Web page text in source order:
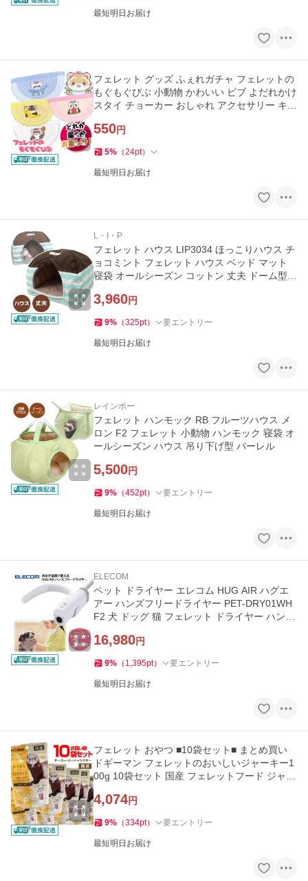
最短明日お届け
フェレット グッズ ふぇれガチャ フェレットの
もぐもぐびぶ 小動物 かわいい ビブ よだれかけ
スタイ チョーカー おしゃれ アクセサリー キャ
550円
5% （24pt）
最短明日お届け
L・I・P
フェレット ハウス LIP3034 ほっこりハウス チ
ョコミント フェレット ハウス ベッド マット
寝袋 オールシーズン コットン 丈夫 ドーム型
3,960円
9% （325pt） 要エントリー
最短明日お届け
レインボー
フェレット ハンモック RB フルーツハウス メ
ロン F2 フェレット 小動物 ハンモック 寝袋 オ
ールシーズン ハウス 吊り下げ型 バーレル
5,500円
9% （452pt） 要エントリー
最短明日お届け
ELECOM
ペット ドライヤー エレコム HUG AIR ハグエ
アー ハンズフリードライヤー PET-DRY01WH
F2 犬 ドッグ 猫 フェレット ドライヤー ハンデ
16,980円
9% （ 1,395pt） 要エントリー
最短明日お届け
フェレット おやつ ■10袋セット■ まとめ買い
ドギーマン フェレットのおいしいジャーキー1
00g 10袋セット 国産 フェレットフード ジャー
4,074円
9% （334pt） 要エントリー
最短明日お届け